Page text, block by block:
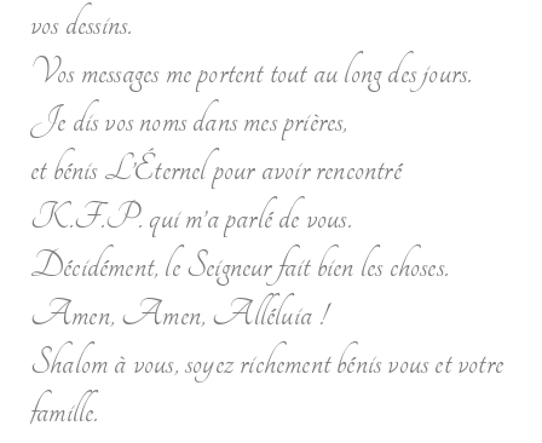
vos dessins.
Vos messages me portent tout au long des jours.
Je dis vos noms dans mes prières,
et bénis L’Éternel pour avoir rencontré
K.F.P. qui m’a parlé de vous.
Décidément, le Seigneur fait bien les choses.
Amen, Amen, Alléluia !
Shalom à vous, soyez richement bénis vous et votre
famille.